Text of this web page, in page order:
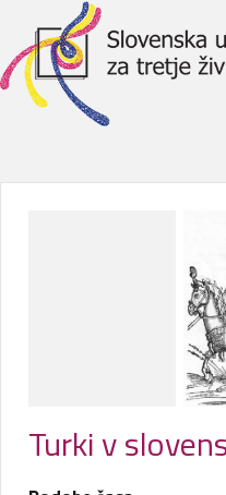
Turki v